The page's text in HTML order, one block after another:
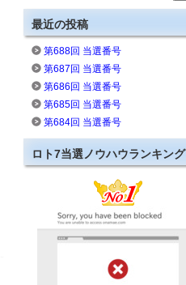
最近の投稿
第688回 当選番号
第687回 当選番号
第686回 当選番号
第685回 当選番号
第684回 当選番号
ロト7当選ノウハウランキング